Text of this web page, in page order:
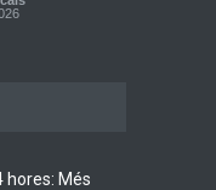
hores: Més